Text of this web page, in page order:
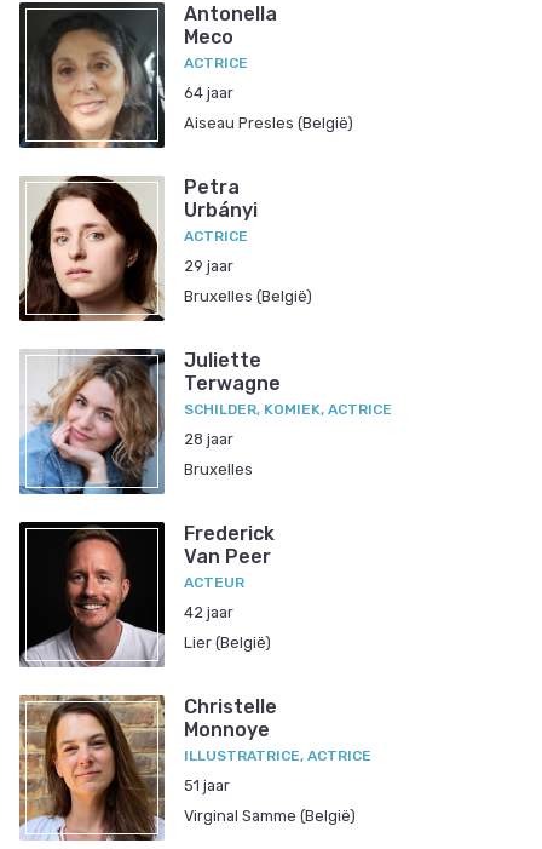
Antonella
Meco
ACTRICE
64 jaar
Aiseau Presles (België)
Petra
Urbányi
ACTRICE
29 jaar
Bruxelles (België)
Juliette
Terwagne
SCHILDER, KOMIEK, ACTRICE
28 jaar
Bruxelles
Frederick
Van Peer
ACTEUR
42 jaar
Lier (België)
Christelle
Monnoye
ILLUSTRATRICE, ACTRICE
51 jaar
Virginal Samme (België)